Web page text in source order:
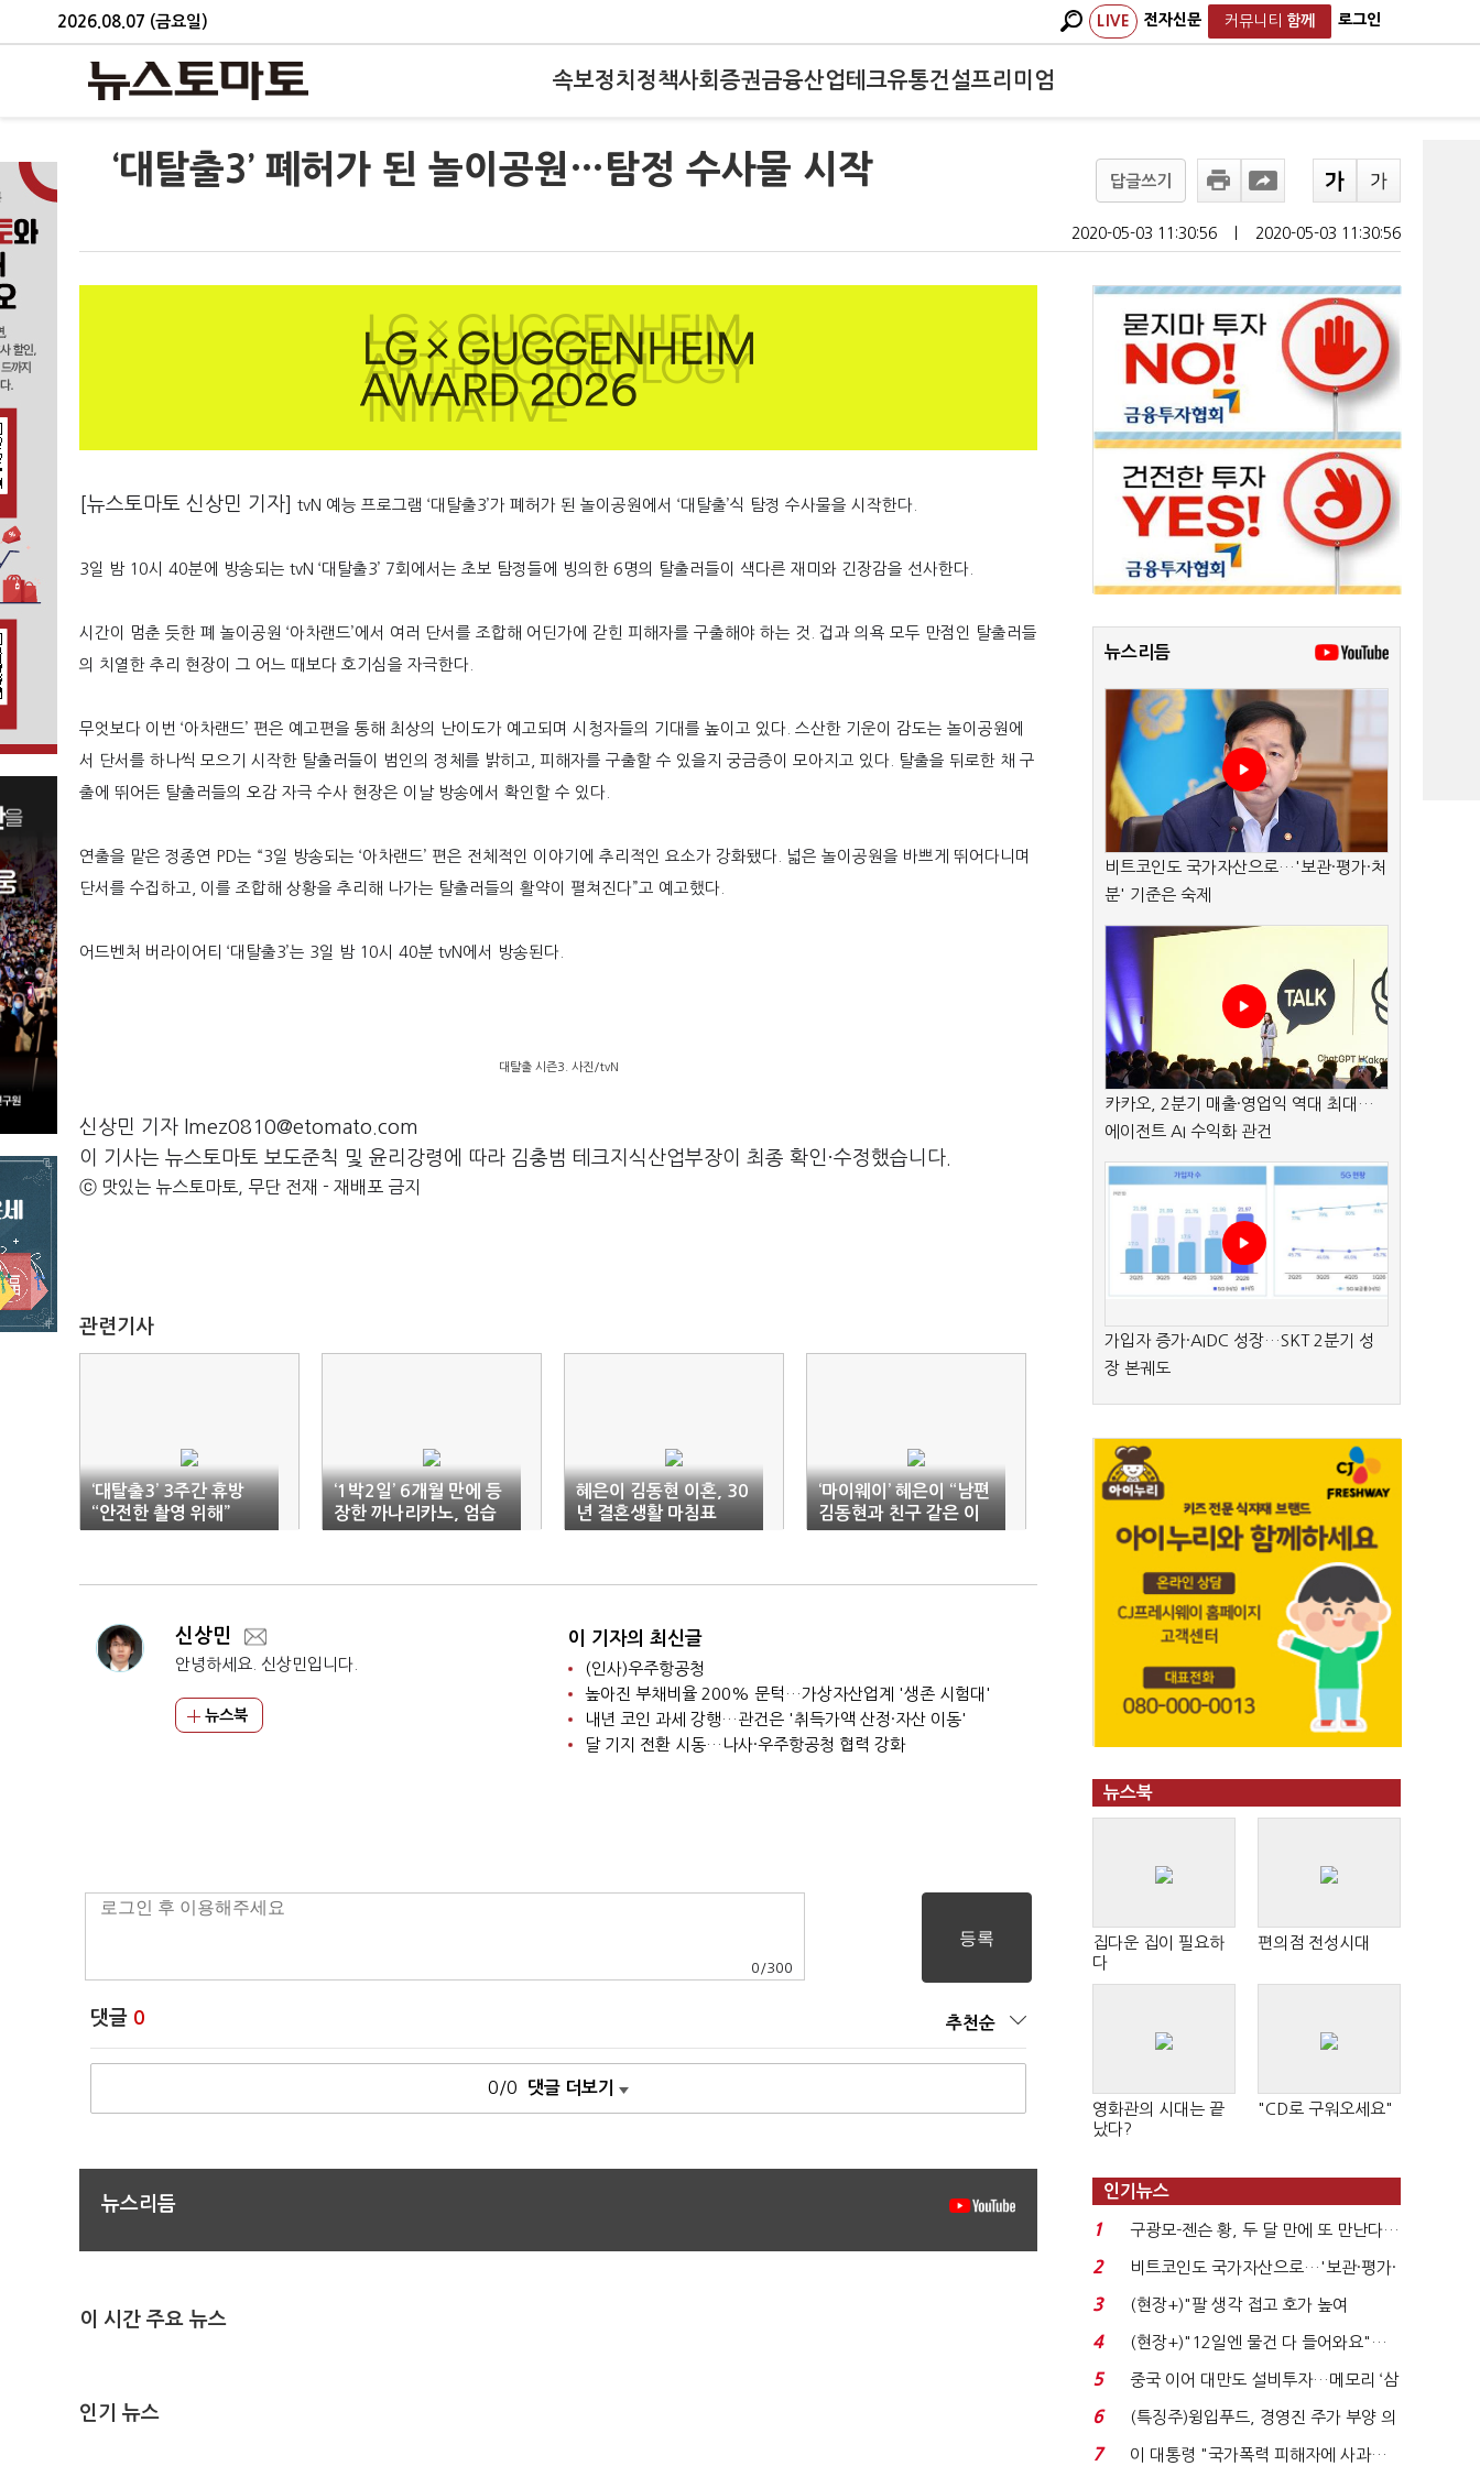
2026.08.07 (금요일) LIVE 전자신문 커뮤니티 함께 로그인
속보정치 정책사회 증권금융산업테크유통건설프리미엄
‘대탈출3’ 폐허가 된 놀이공원…탐정 수사물 시작 답글쓰기
2020-05-03 11:30:56 2020-05-03 11:30:56
[뉴스토마토 신상민 기자] tvN 예능 프로그램 ‘대탈출3’가 폐허가 된 놀이공원에서 ‘대탈출’식 탐정 수사물을 시작한다
3일 밤10시 40분에 방송되는 tvN ‘대탈출3’ 7회에서는 초보 탐정들에 빙의한 6 명의 탈출러들이 색다른 재미와 긴장감을 선사한다
시간이 멈춘 듯한 폐 놀이공원 ‘아차랜드’에서 여러 단서를 조합해 어딘가에 갇힌 피해자를 구출해야 하는 것
겁과 의욕 모두 만점인 탈출러들
의 치열한 추리 현장이 그 어느 때보다 호기심을 자극한다
무엇보다 이번 ‘아차랜드’ 편은 예고편을 통해 최상의 난이도가 예고되며 시청자들의 기대를 높이고 있다 스산한 기운이 감도는 놀이공원에
서 단서를 하나씩 모으기 시작한 탈출러들이 범인의 정체를 밝히고
피해자를 구출할 수 있을지 궁금증이 모아지고 있다
탈출을 뒤로한 채 구
출에 뛰어든 탈출러들의 오감 자극 수사 현장은 이날 방송에서 확인할 수 있다
연출을 맡은 정종연 PD는 “3일 방송되는 ‘아차랜드’ 편은 전체적인 이야기에 추리적인 요소가 강화됐다
넓은 놀이공원을 바쁘게 뛰어다니며
단서를 수집하고
이를 조합해 상황을 추리해 나가는 탈출러들의 활약이 펼쳐진다”고 예고했다
어드벤처 버라이어티 ‘대탈출3’는 3일 밤10시 40분 tvN 에서 방송된다
대탈출 시즌3. 사진/tvN
신상민 기자 lmez0810@etomato.com
이 기사는 뉴스토마토 보도준칙 및 윤리강령에 따라 김충범 테크지식산업부장이 최종 확인·수정했습니다.
ⓒ 맛있는 뉴스토마토, 무단 전재 - 재배포 금지
관련기사
‘대탈출3’ 3주간 휴방
“안전한 촬영 위해”
‘1박2일’ 6개월 만에 등
장한 까나리카노, 엄습
해온 공포
혜은이 김동현 이혼, 30
년 결혼생활 마침표
‘마이웨이’ 혜은이 “남편
김동현과 친구 같은 이
별, 참담”
신상민
안녕하세요. 신상민입니다.
뉴스북
이 기자의 최신글
(인사)우주항공청
높아진 부채비율 200% 문턱…가상자산업계 '생존 시험대'
내년 코인 과세 강행…관건은 '취득가액 산정·자산 이동'
달 기지 전환 시동…나사·우주항공청 협력 강화
0 /300
댓글 0 추천순
0/0 댓글 더보기
뉴스리듬
이 시간 주요 뉴스
인기 뉴스
뉴스리듬
비트코인도 국가자산으로…'보관·평가·처
분' 기준은 숙제
카카오, 2분기 매출·영업익 역대 최대…
에이전트 AI 수익화 관건
가입자 증가·AIDC 성장…SKT 2분기 성
장 본궤도
뉴스북
집다운 집이 필요하
다
편의점 전성시대
영화관의 시대는 끝
났다?
"CD로 구워오세요"
인기뉴스
1
구광모-젠슨 황, 두 달 만에 또 만난다…
로봇·AI 등 논...
2
비트코인도 국가자산으로…'보관·평가·
처분' 기준은 ...
3
(현장+)"팔 생각 접고 호가 높여
요"…'덜 똘똘한 한 채' 20...
4
(현장+)"12일엔 물건 다 들어와요"…
빈 매대 채우며 문 연 ...
5
중국 이어 대만도 설비투자…메모리 ‘삼
국전쟁’
6
(특징주)윙입푸드, 경영진 주가 부양 의
지에 상한가...
7 이 대통령 "국가폭력 피해자에 사과…